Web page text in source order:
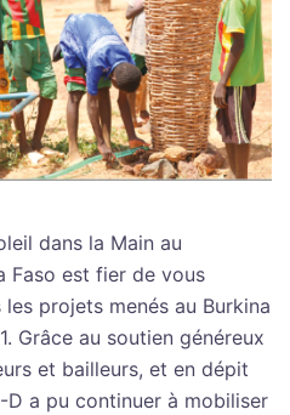
dans la Main au
Faso est fier de vous
projets menés au Burkina
Grâce au soutien généreux
et bailleurs, et en dépit
D a pu continuer à mobiliser